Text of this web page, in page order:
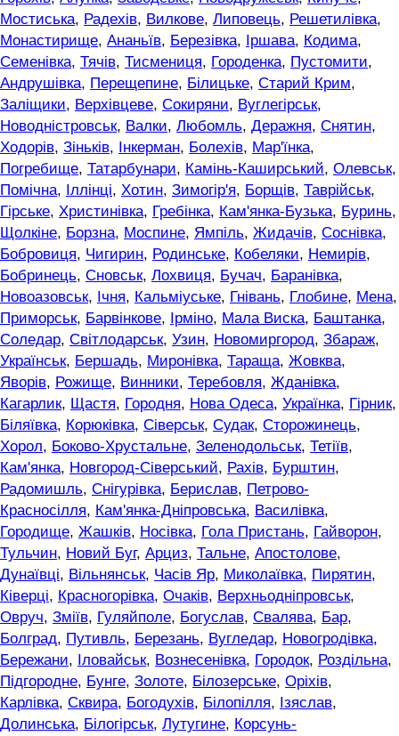
Мостиська, Радехів, Вилкове, Липовець, Решетилівка,
Монастирище, Ананьїв, Березівка, Іршава, Кодима,
Семенівка, Тячів, Тисмениця, Городенка, Пустомити,
Андрушівка, Перещепине, Білицьке, Старий Крим,
Заліщики, Верхівцеве, Сокиряни, Вуглегірськ,
Новодністровськ, Валки, Любомль, Деражня, Снятин,
Ходорів, Зіньків, Інкерман, Болехів, Мар'їнка,
Погребище, Татарбунари, Камінь-Каширський, Олевськ,
Помічна, Іллінці, Хотин, Зимогір'я, Борщів, Таврійськ,
Гірське, Христинівка, Гребінка, Кам'янка-Бузька, Буринь,
Щолкіне, Борзна, Моспине, Ямпіль, Жидачів, Соснівка,
Бобровиця, Чигирин, Родинське, Кобеляки, Немирів,
Бобринець, Сновськ, Лохвиця, Бучач, Баранівка,
Новоазовськ, Ічня, Кальміуське, Гнівань, Глобине, Мена,
Приморськ, Барвінкове, Ірміно, Мала Виска, Баштанка,
Соледар, Світлодарськ, Узин, Новомиргород, Збараж,
Українськ, Бершадь, Миронівка, Тараща, Жовква,
Яворів, Рожище, Винники, Теребовля, Жданівка,
Кагарлик, Щастя, Городня, Нова Одеса, Українка, Гірник,
Біляївка, Корюківка, Сіверськ, Судак, Сторожинець,
Хорол, Боково-Хрустальне, Зеленодольськ, Тетіїв,
Кам'янка, Новгород-Сіверський, Рахів, Бурштин,
Радомишль, Снігурівка, Берислав, Петрово-
Красносілля, Кам'янка-Дніпровська, Василівка,
Городище, Жашків, Носівка, Гола Пристань, Гайворон,
Тульчин, Новий Буг, Арциз, Тальне, Апостолове,
Дунаївці, Вільнянськ, Часів Яр, Миколаївка, Пирятин,
Ківерці, Красногорівка, Очаків, Верхньодніпровськ,
Овруч, Зміїв, Гуляйполе, Богуслав, Свалява, Бар,
Болград, Путивль, Березань, Вугледар, Новогродівка,
Бережани, Іловайськ, Вознесенівка, Городок, Роздільна,
Підгородне, Бунге, Золоте, Білозерське, Оріхів,
Карлівка, Сквира, Богодухів, Білопілля, Ізяслав,
Долинська, Білогірськ, Лутугине, Корсунь-